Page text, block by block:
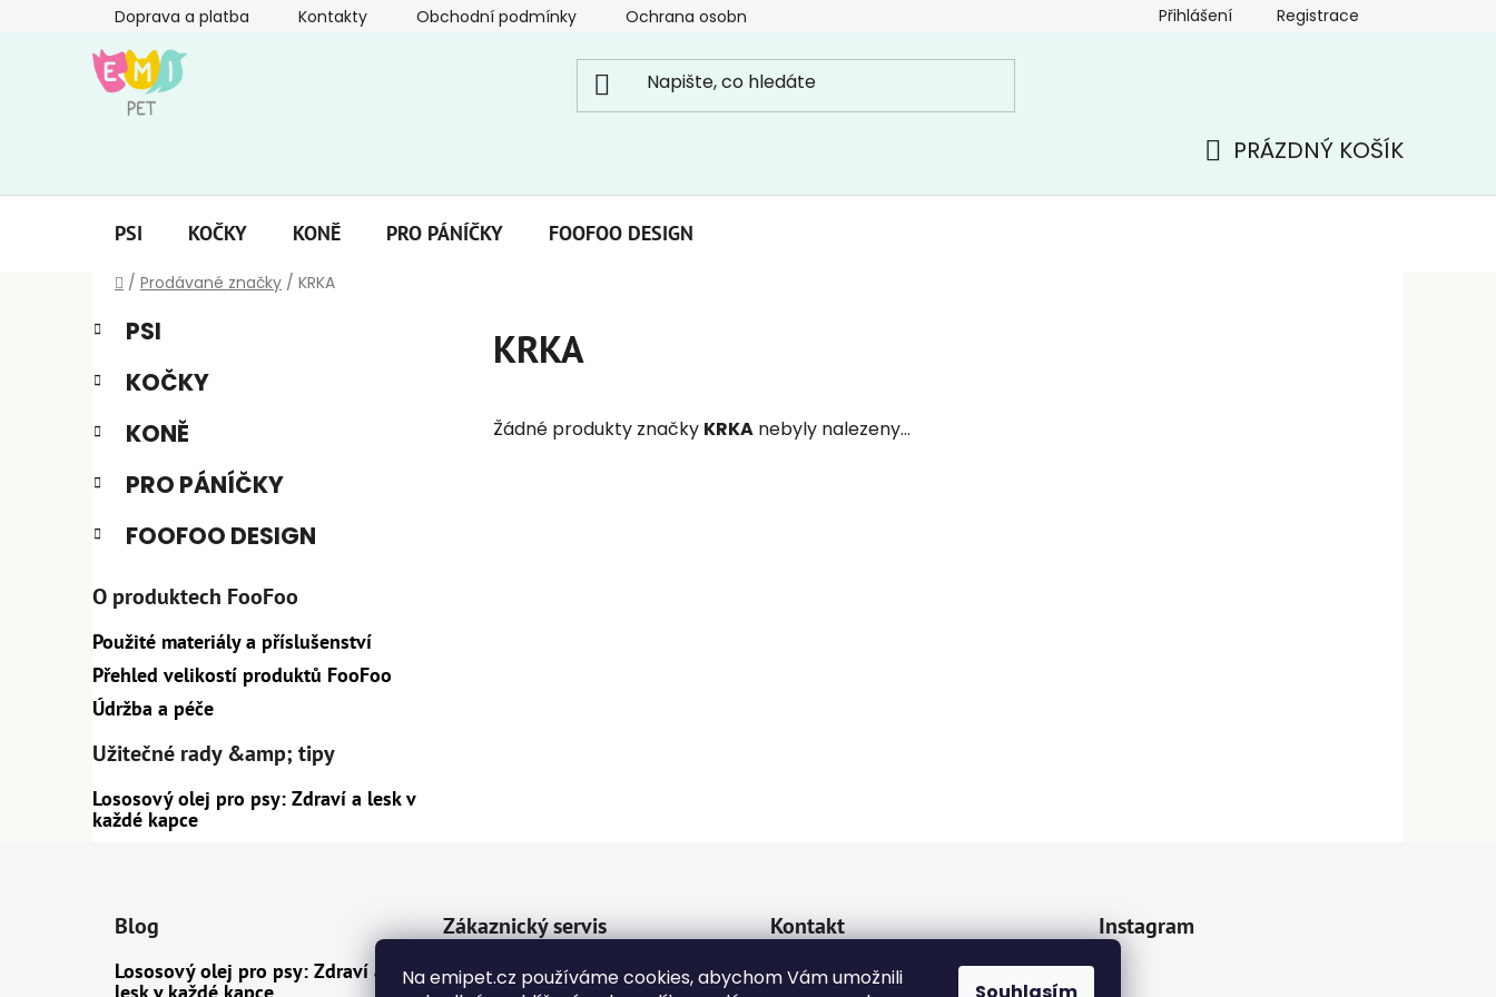
Na emipet.cz používáme cookies, abychom Vám umožnili
Doprava a platba Kontakty Obchodní podmínky Ochrana osobních údajů Přihlášení Registrace
PRÁZDNÝ KOŠÍK
PSI KOČKY KONĚ PRO PÁNÍČKY FOOFOO DESIGN
Domů
/ Prodávané značky / KRKA
P
s
r
n
n
í
a
n
e
l
Přeskočit
kategorie
K
a
e
o
i
PSI
KOČKY
KONĚ
PRO PÁNÍČKY
FOOFOO DESIGN
O produktech FooFoo
Použité materiály a příslušenství
Přehled velikostí produktů FooFoo
Údržba a péče
Užitečné rady &amp; tipy
Lososový olej pro psy: Zdraví a lesk v
každé kapce
KRKA
Žádné produkty značky KRKA nebyly nalezeny...
Blog
Lososový olej pro psy: Zdraví a
lesk v každé kapce
Zákaznický servis
Doprava a platba
Kontakt
emipetcz emipetcz.cz
Instagram